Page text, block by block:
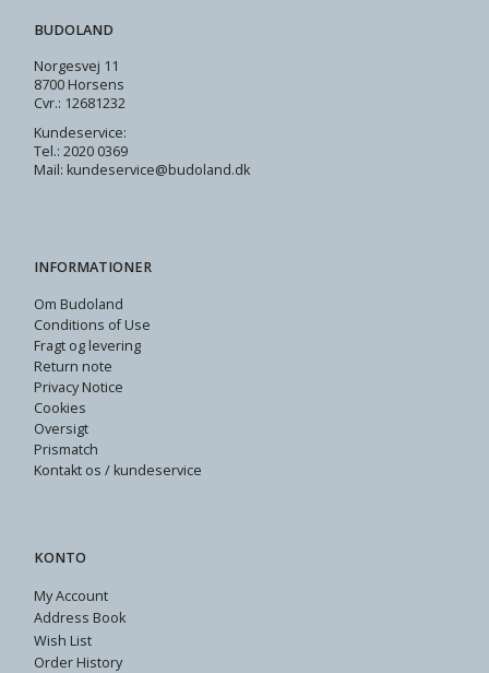
BUDOLAND
Norgesvej 11
8700 Horsens
Cvr.: 12681232
Kundeservice:
Tel.: 2020 0369
Mail: kundeservice@budoland.dk
INFORMATIONER
Om Budoland
Conditions of Use
Fragt og levering
Return note
Privacy Notice
Cookies
Oversigt
Prismatch
Kontakt os / kundeservice
KONTO
My Account
Address Book
Wish List
Order History